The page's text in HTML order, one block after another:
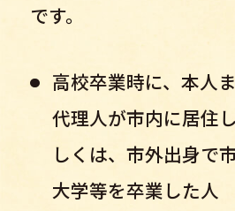
です。
高校卒業時に、本人
代理人が市内に居住
しくは、市外出身で
大学等を卒業した人